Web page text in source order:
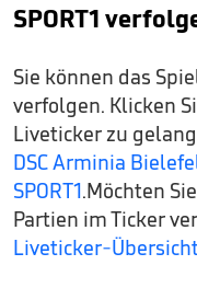
SPORT1
Sie können das
verfolgen. Klicken
Liveticker zu
DSC Arminia
SPORT1.Möchten
Partien im Ticker
Liveticker-